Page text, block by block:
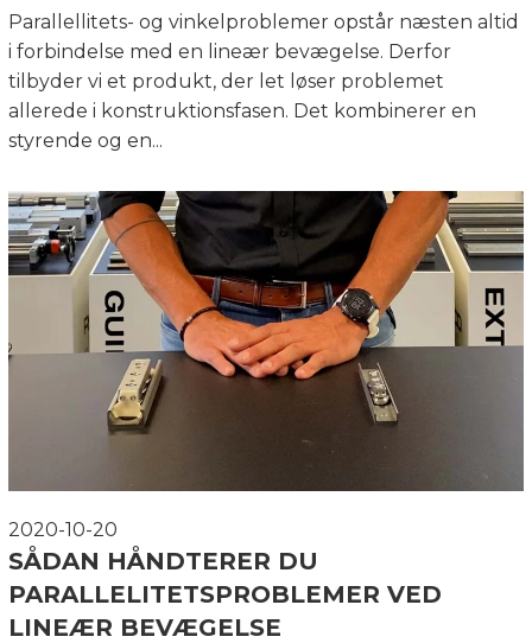
Parallellitets- og vinkelproblemer opstår næsten altid
i forbindelse med en lineær bevægelse. Derfor
tilbyder vi et produkt, der let løser problemet
allerede i konstruktionsfasen. Det kombinerer en
styrende og en...
2020-10-20
SÅDAN HÅNDTERER DU
PARALLELITETSPROBLEMER VED
LINEÆR BEVÆGELSE